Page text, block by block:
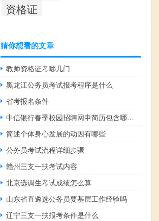
资格证
猜你想看的文章
教师资格证考哪几门
黑龙江公务员考试报考程序是什么
省考报名条件
中信银行春季校园招聘网申简历包含哪些内容
简述个体身心发展的动因有哪些
公务员考试流程详细步骤
赣州三支一扶考试内容
北京选调生考试成绩怎么算
山东省直遴选公务员要基层工作经验吗
辽宁三支一扶报考条件是什么